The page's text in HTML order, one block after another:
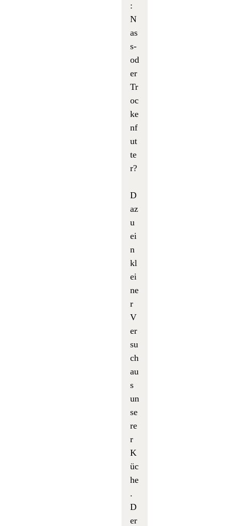
:
N
as
s-
od
er
Tr
oc
ke
nf
ut
te
r?
D
az
u
ei
n
kl
ei
ne
r
V
er
su
ch
au
s
un
se
re
r
K
üc
he
.
D
er